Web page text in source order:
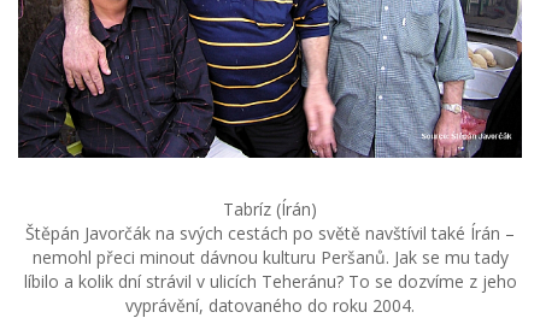
Tabríz (Írán)
Štěpán Javorčák na svých cestách po světě navštívil také Írán –
nemohl přeci minout dávnou kulturu Peršanů. Jak se mu tady
líbilo a kolik dní strávil v ulicích Teheránu? To se dozvíme z jeho
vyprávění, datovaného do roku 2004.